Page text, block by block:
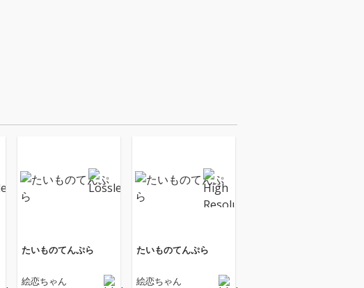
たいものてんぷら
絵恋ちゃん
たいものてんぷら
絵恋ちゃん